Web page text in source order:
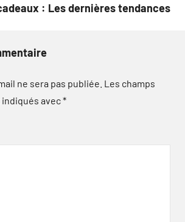
: Les dernières tendances
ne sera pas publiée. Les champs
avec*